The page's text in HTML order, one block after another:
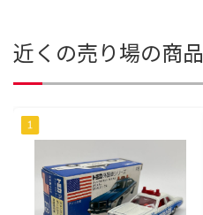
近くの売り場の商品